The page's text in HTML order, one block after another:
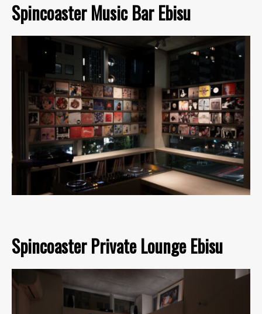
Spincoaster Music Bar Ebisu
Spincoaster Private Lounge Ebisu